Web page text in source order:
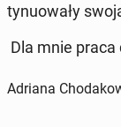
ty­nu­owa­ły
Dla mnie praca
Adriana